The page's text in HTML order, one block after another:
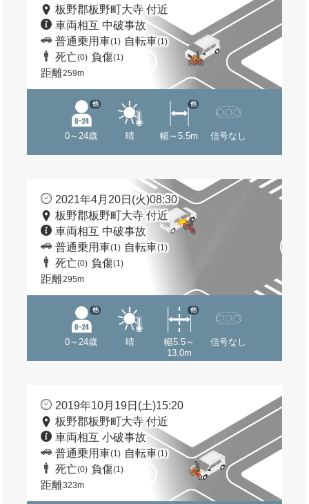
板野郡板野町大寺 付近
車両相互 中破事故
普通乗用車(1) 自転車(1)
死亡(0) 負傷(1)
距離259m
0～24歳
他
晴 幅～5.5m
他
信号なし
2021年4月20日(火)08:30
板野郡板野町大寺 付近
車両相互 中破事故
普通乗用車(1) 自転車(1)
死亡(0) 負傷(1)
距離295m
0～24歳
他
晴
幅5.5～
13.0m
他
信号なし
2019年10月19日(土)15:20
板野郡板野町大寺 付近
車両相互 小破事故
普通乗用車(1) 自転車(1)
死亡(0) 負傷(1)
距離323m